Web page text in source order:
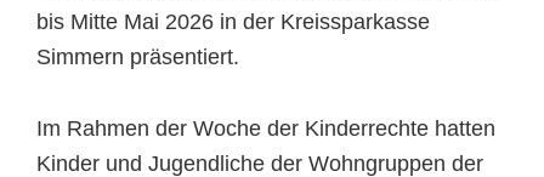
bis Mitte Mai 2026 in der Kreissparkasse
Simmern präsentiert.
Im Rahmen der Woche der Kinderrechte hatten
Kinder und Jugendliche der Wohngruppen der